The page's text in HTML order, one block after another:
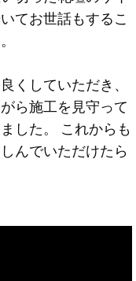
てお世話もするこ
くしていただき、
ら施工を見守って
した。 これからも
んでいただけたら